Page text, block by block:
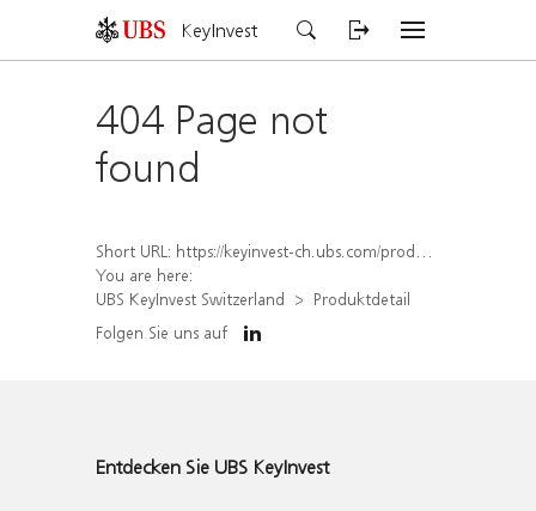
KeyInvest
404 Page not
found
Short URL: https://keyinvest-ch.ubs.com/produkt/detail/index/isin/CH1562164223
You are here:
UBS KeyInvest Switzerland
Produktdetail
Folgen Sie uns auf
Entdecken Sie UBS KeyInvest